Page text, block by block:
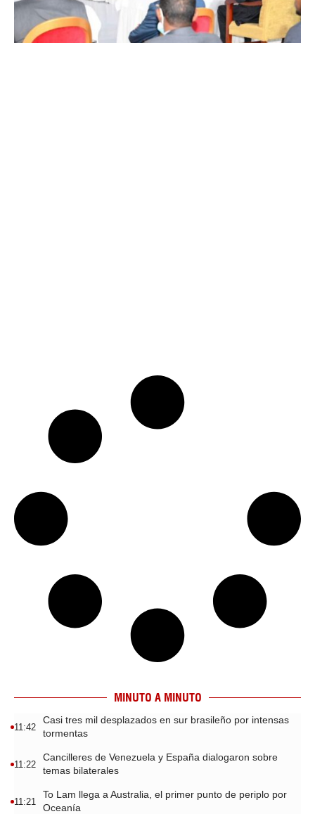
MINUTO A MINUTO
11:42
Casi tres mil desplazados en sur brasileño por intensas
tormentas
11:22
Cancilleres de Venezuela y España dialogaron sobre
temas bilaterales
11:21
To Lam llega a Australia, el primer punto de periplo por
Oceanía